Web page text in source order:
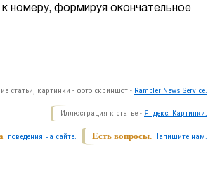
номеру, формируя окончательное
статьи, картинки - фото скриншот - Rambler News Service.
Иллюстрация к статье - Яндекс. Картинки.
Есть вопросы. Напишите нам.
поведения на сайте.